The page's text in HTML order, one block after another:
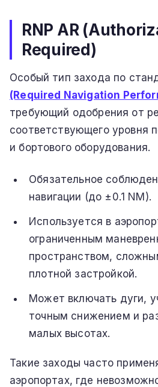
RNP AR
Required)
Особый тип захода по
(Required Navigation
требующий одобрения от
соответствующего уровня
и бортового оборудования.
Обязательное
навигации (до ±0.1 NM).
Используется в
ограниченным
пространством,
плотной застройкой.
Может включать дуги,
точным снижением и
малых высотах.
Такие заходы часто
аэропортах, где